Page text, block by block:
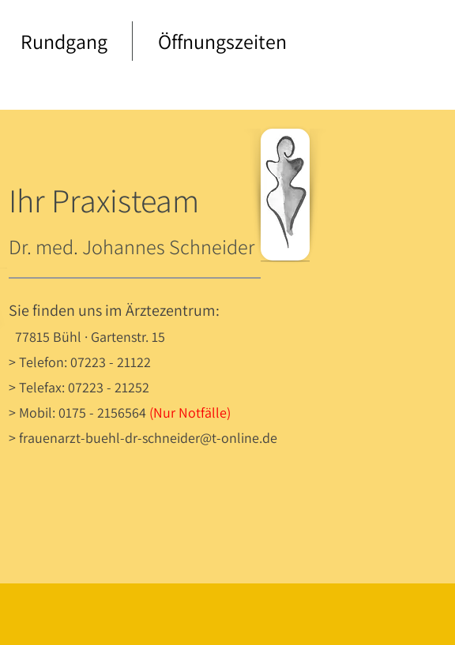
Rundgang Öffnungszeiten
Ihr Praxisteam
Dr. med. Johannes Schneider
Sie finden uns im Ärztezentrum:
77815 Bühl · Gartenstr. 15
> Telefon: 07223 - 21122
>Telefax: 07223 - 21252
> Mobil: 0175 - 2156564 (Nur Notfälle)
> frauenarzt-buehl-dr-schneider@t-online.de